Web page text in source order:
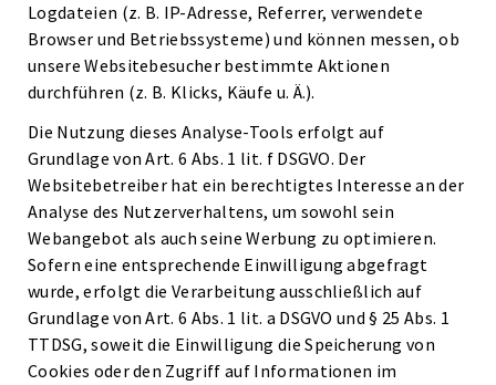
Logdateien (z. B. IP-Adresse, Referrer, verwendete
Browser und Betriebssysteme) und können messen, ob
unsere Websitebesucher bestimmte Aktionen
durchführen (z. B. Klicks, Käufe u. Ä.).
Die Nutzung dieses Analyse-Tools erfolgt auf
Grundlage von Art. 6 Abs. 1 lit. f DSGVO. Der
Websitebetreiber hat ein berechtigtes Interesse an der
Analyse des Nutzerverhaltens, um sowohl sein
Webangebot als auch seine Werbung zu optimieren.
Sofern eine entsprechende Einwilligung abgefragt
wurde, erfolgt die Verarbeitung ausschließlich auf
Grundlage von Art. 6 Abs. 1 lit. a DSGVO und § 25 Abs. 1
TTDSG, soweit die Einwilligung die Speicherung von
Cookies oder den Zugriff auf Informationen im